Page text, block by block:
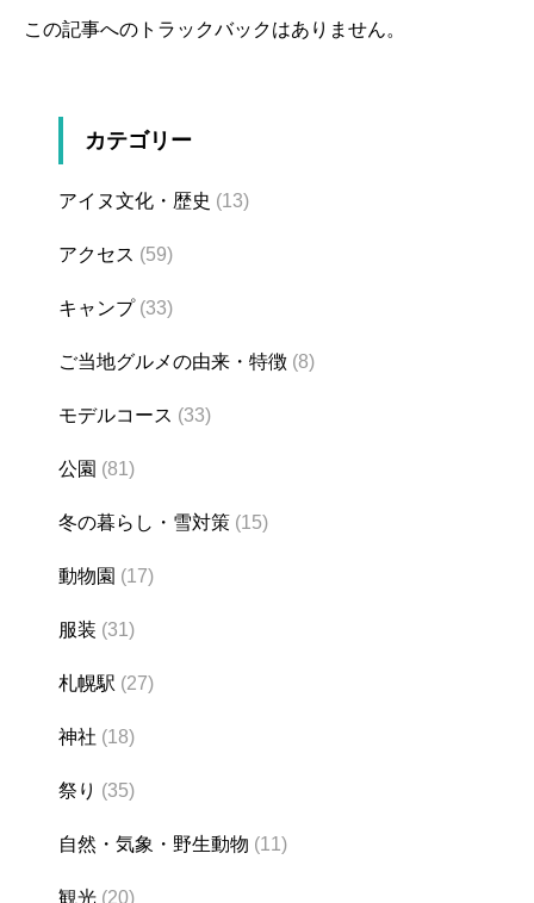
この記事へのトラックバックはありません。
カテゴリー
アイヌ文化・歴史 (13)
アクセス (59)
キャンプ(33)
ご当地グルメの由来・特徴 (8)
モデルコース (33)
公園 (81)
冬の暮らし・雪対策 (15)
動物園 (17)
服装 (31)
札幌駅 (27)
神社 (18)
祭り (35)
自然・気象・野生動物 (11)
観光 (20)